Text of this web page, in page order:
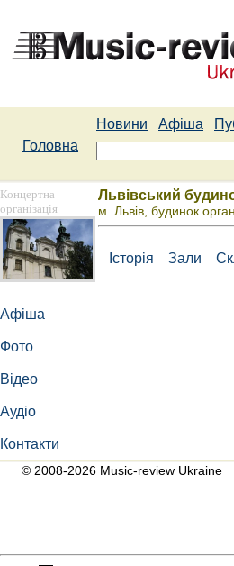
Новини Афіша
Головна
Концертна
організація
Афіша
Фото
Відео
Аудіо
Контакти
Львівський
м. Львів, будинок
Історія Зали
© 2008-2026 Music-review Ukraine